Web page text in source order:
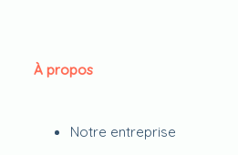
À propos
Notre entreprise